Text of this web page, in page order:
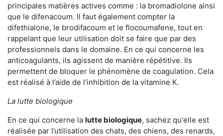
principales matières actives comme : la bromadiolone ainsi
que le difenacoum. Il faut également compter la
difethialone, le brodifacoum et le flocoumafene, tout en
rappelant que leur utilisation doit se faire que par des
professionnels dans le domaine. En ce qui concerne les
anticoagulants, ils agissent de manière répétitive. Ils
permettent de bloquer le phénomène de coagulation. Cela
est réalisé à l’aide de l’inhibition de la vitamine K.
La lutte biologique
En ce qui concerne la lutte biologique, sachez qu'elle est
réalisée par l’utilisation des chats, des chiens, des renards,